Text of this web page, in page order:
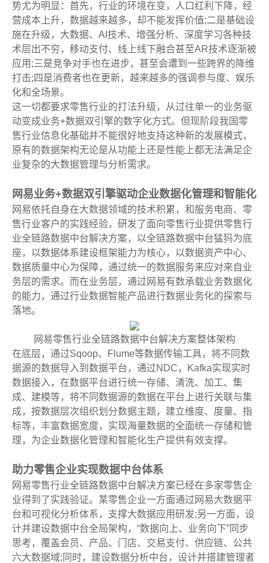
势尤为明显：首先，行业的环境在变，人口红利下降，经
营成本上升，数据越来越多，却不能发挥价值;二是基础设
施在升级，大数据、AI技术、增强分析、深度学习各种技
术层出不穷，移动支付、线上线下融合甚至AR技术逐渐被
应用;三是竞争对手也在进步，甚至会遭到一些跨界的降维
打击;四是消费者也在更新，越来越多的强调参与度、娱乐
化和全场景。
这一切都要求零售行业的打法升级，从过往单一的业务驱
动变成业务+数据双引擎的数字化方式。但现阶段我国零
售行业信息化基础并不能很好地支持这种新的发展模式，
原有的数据架构无论是从功能上还是性能上都无法满足企
业复杂的大数据管理与分析需求。
网易业务+数据双引擎驱动企业数据化管理和智能化
网易依托自身在大数据领域的技术积累，和服务电商、零
售行业客户的实践经验，研发了面向零售行业提供零售行
业全链路数据中台解决方案，以全链路数据中台猛犸为底
座，以数据体系建设框架能力为核心，以数据资产中心、
数据质量中心为保障，通过统一的数据服务来应对来自业
务层的需求。而在业务层，通过网易有数承载业务数据化
的能力，通过行业数据智能产品进行数据业务化的探索与
落地。
网易零售行业全链路数据中台解决方案整体架构
在底层，通过Sqoop、Flume等数据传输工具，将不同数
据源的数据导入到数据平台，通过NDC，Kafka实现实时
数据接入，在数据平台进行统一存储、清洗、加工、集
成、建模等，将不同数据源的数据在平台上进行关联与集
成，按数据层次组织划分数据主题，建立维度、度量、指
标等，丰富数据宽度，实现海量数据的全面统一存储和管
理，为企业数据化管理和智能化生产提供有效支撑。
助力零售企业实现数据中台体系
网易零售行业全链路数据中台解决方案已经在多家零售企
业得到了实践验证。某零售企业一方面通过网易大数据平
台和可视化分析体系，支撑大数据应用研发;另一方面，设
计并建设数据中台全局架构，“数据向上、业务向下”同步
思考，覆盖会员、产品、门店、交易支付、供应链、公共
六大数据域;同时，建设数据分析中台，设计并搭建管理者